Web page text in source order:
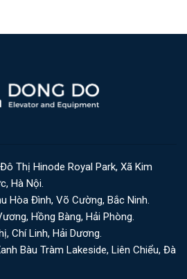
Thị Hinode Royal Park, Xã Kim
Hà Nội.
Hòa Đình, Võ Cường, Bắc Ninh.
Hồng Bàng, Hải Phòng.
Chí Linh, Hải Dương.
Bàu Tràm Lakeside, Liên Chiểu, Đà